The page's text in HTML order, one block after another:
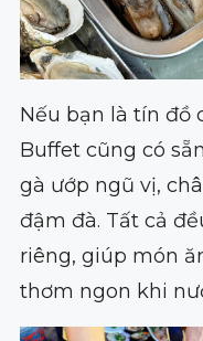
Nếu bạn là tín đồ
Buffet cũng có
gà ướp ngũ vị,
đậm đà. Tất cả
riêng, giúp món
thơm ngon khi